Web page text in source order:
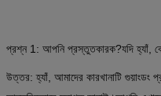
প্রশ্ন 1: আপনি প্রস্তুতকারক?যদি হ্যাঁ,
উত্তর: হ্যাঁ, আমাদের কারখানাটি গুয়াংডং